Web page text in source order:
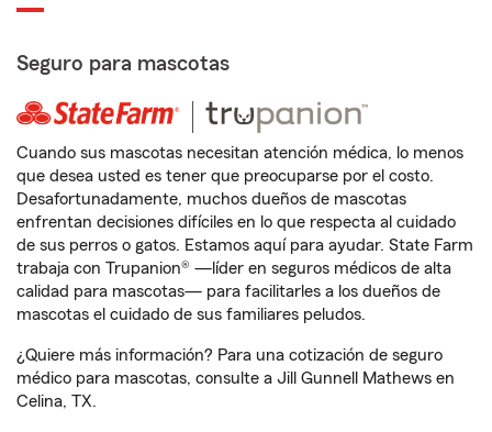
Seguro para mascotas
Cuando sus mascotas necesitan atención médica, lo menos
que desea usted es tener que preocuparse por el costo.
Desafortunadamente, muchos dueños de mascotas
enfrentan decisiones difíciles en lo que respecta al cuidado
de sus perros o gatos. Estamos aquí para ayudar. State Farm
trabaja con Trupanion® —líder en seguros médicos de alta
calidad para mascotas— para facilitarles a los dueños de
mascotas el cuidado de sus familiares peludos.
¿Quiere más información? Para una cotización de seguro
médico para mascotas, consulte a Jill Gunnell Mathews en
Celina, TX.